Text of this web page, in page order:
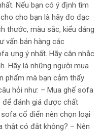
Nếu bạn có ý định tìm
cho bạn là hãy đo đạc
thước, màu sắc, kiểu dáng
vấn bán hàng các
ưng ý nhất. Hãy cân nhắc
Hãy là những người mua
phẩm mà bạn cảm thấy
hỏi như: – Mua ghế sofa
đánh giá được chất
cổ điển nên chọn loại
thật có đắt không? – Nên